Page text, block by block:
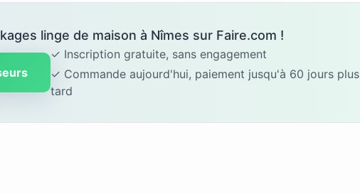
linge de maison à Nîmes sur Faire.com !
✓ Inscription gratuite, sans engagement
✓ Commande aujourd'hui, paiement jusqu'à 60 jours plus
tard